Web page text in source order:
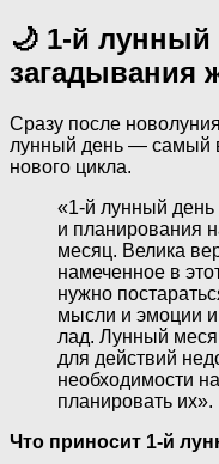
🌙 1-й
загадывания
Сразу после
лунный день — самый
нового цикла.
«1-й лунный
и планирования
месяц. Велика
намеченное в
нужно
мысли и эмоции
лад. Лунный
для действий
необходимости
планировать их».
Что приносит 1-й